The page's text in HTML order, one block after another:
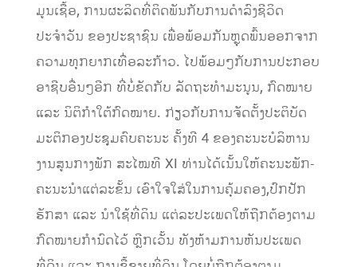
ມູນເຊື້ອ, ການຜະລິດທີ່ຕິດພັນກັບການດຳລົງຊີວິດ
ປະຈຳວັນ ຂອງປະຊາຊົນ ເພື່ອພ້ອມກັນຫຼຸດພົ້ນອອກຈາກ
ຄວາມທຸກຍາກເທື່ອລະກ້າວ. ໄປພ້ອມໆກັບການປະກອບ
ອາຊີບອື່ນໆອີກ ທີ່ບໍ່ຂັດກັບ ລັດຖະທຳມະນູນ, ກົດໝາຍ
ແລະ ນິຕິກຳໃຕ້ກົດໝາຍ. ກ່ຽວກັບການຈັດຕັ້ງປະຕິບັດ
ມະຕິກອງປະຊຸມຄົບຄະນະ ຄັ້ງທີ 4 ຂອງຄະນະບໍລິຫານ
ງານສູນກາງພັກ ສະໄໝທີ XI ທ່ານໄດ້ເນັ້ນໃຫ້ຄະນະພັກ-
ຄະນະນຳແຕ່ລະຂັ້ນ ເອົາໃຈໃສ່ໃນການຄຸ້ມຄອງ,ປົກປັກ
ຮັກສາ ແລະ ນໍາໃຊ້ທີ່ດິນ ແຕ່ລະປະເພດໃຫ້ຖືກຕ້ອງຕາມ
ກົດໝາຍກຳນົດໄວ້ ຫຼີກເວັ້ນ ທັງຫ້າມການຫັນປະເພດ